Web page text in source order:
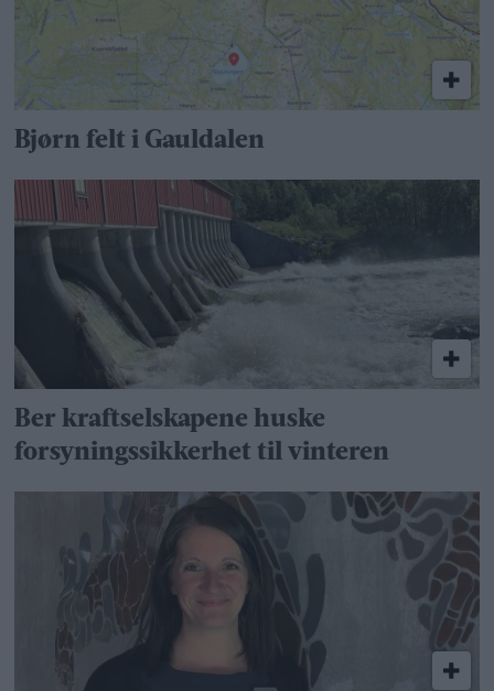
Bjørn felt i Gauldalen
Ber kraftselskapene huske
forsyningssikkerhet til vinteren